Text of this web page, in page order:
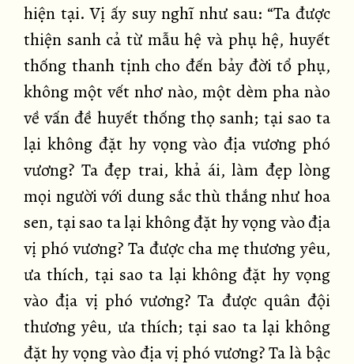
hiện tại. Vị ấy suy nghĩ như sau: “Ta được
thiện sanh cả từ mẫu hệ và phụ hệ, huyết
thống thanh tịnh cho đến bảy đời tổ phụ,
không một vết nhơ nào, một dèm pha nào
về vấn đề huyết thống thọ sanh; tại sao ta
lại không đặt hy vọng vào địa vương phó
vương? Ta đẹp trai, khả ái, làm đẹp lòng
mọi người với dung sắc thù thắng như hoa
sen, tại sao ta lại không đặt hy vọng vào địa
vị phó vương? Ta được cha mẹ thương yêu,
ưa thích, tại sao ta lại không đặt hy vọng
vào địa vị phó vương? Ta được quân đội
thương yêu, ưa thích; tại sao ta lại không
đặt hy vọng vào địa vị phó vương? Ta là bậc